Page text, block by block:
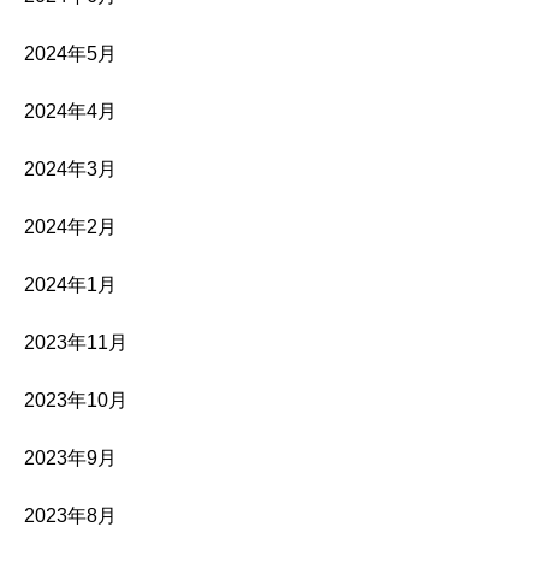
2024年5月
2024年4月
2024年3月
2024年2月
2024年1月
2023年11月
2023年10月
2023年9月
2023年8月